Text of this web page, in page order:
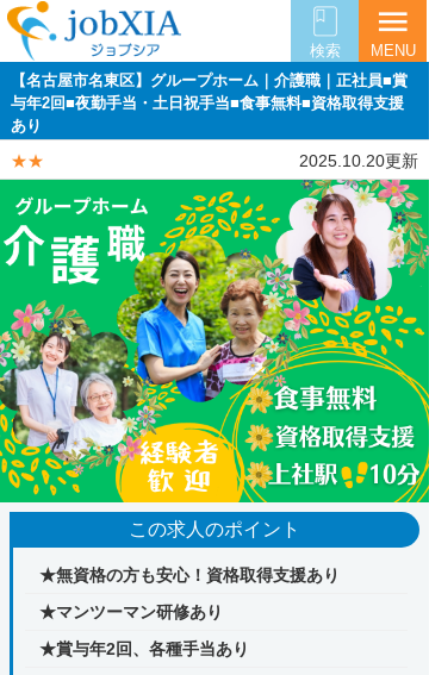
検索
menu
MENU
【名古屋市名東区】グループホーム｜介護職｜正社員■賞
与年2回■夜勤手当・土日祝手当■食事無料■資格取得支援
あり
★★ 2025.10.20更新
この求人のポイント
★無資格の方も安心！資格取得支援あり
★マンツーマン研修あり
★賞与年2回、各種手当あり